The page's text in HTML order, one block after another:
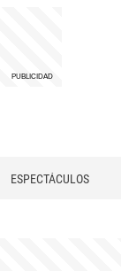
ESPECTÁCULOS